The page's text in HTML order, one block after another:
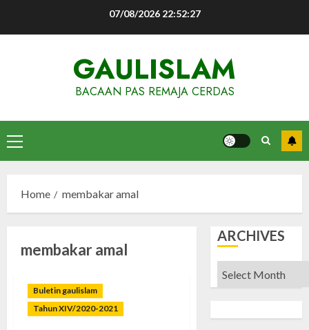
07/08/2026 22:52:27
GAULISLAM
BACAAN PAS REMAJA CERDAS
Primary
Menu
Home membakar amal
membakar amal
Buletin gaulislam
Tahun XIV/2020-2021
ARCHIVES
Archives